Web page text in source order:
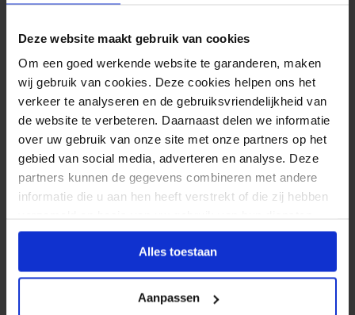
Deze website maakt gebruik van cookies
Om een goed werkende website te garanderen, maken
wij gebruik van cookies. Deze cookies helpen ons het
verkeer te analyseren en de gebruiksvriendelijkheid van
de website te verbeteren. Daarnaast delen we informatie
over uw gebruik van onze site met onze partners op het
gebied van social media, adverteren en analyse. Deze
partners kunnen de gegevens combineren met andere
informatie die u aan hen heeft verstrekt of die zij hebben
Alles toestaan
Aanpassen
puzzel 2x2 vierkant
bijv. 1 stuks 100 x 100 cm
puzzel 3x3 16:9
bijv. 1 stuks 120 x 67.5 cm